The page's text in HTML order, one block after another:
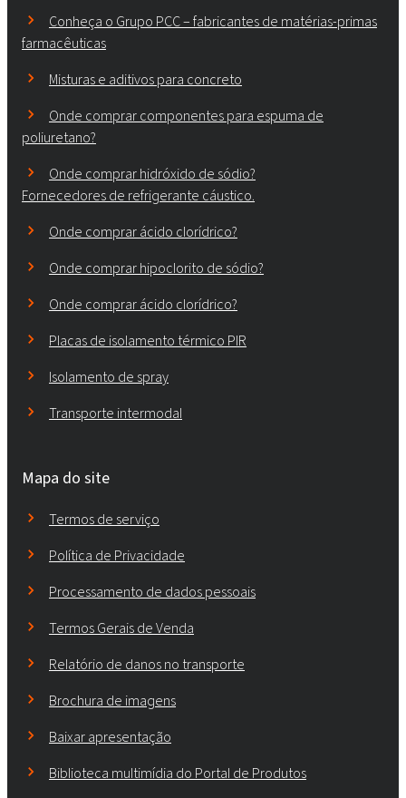
Conheça o Grupo PCC – fabricantes de matérias-primas
farmacêuticas
Misturas e aditivos para concreto
Onde comprar componentes para espuma de
poliuretano?
Onde comprar hidróxido de sódio?
Fornecedores de refrigerante cáustico.
Onde comprar ácido clorídrico?
Onde comprar hipoclorito de sódio?
Onde comprar ácido clorídrico?
Placas de isolamento térmico PIR
Isolamento de spray
Transporte intermodal
Mapa do site
Termos de serviço
Política de Privacidade
Processamento de dados pessoais
Termos Gerais de Venda
Relatório de danos no transporte
Brochura de imagens
Baixar apresentação
Biblioteca multimídia do Portal de Produtos